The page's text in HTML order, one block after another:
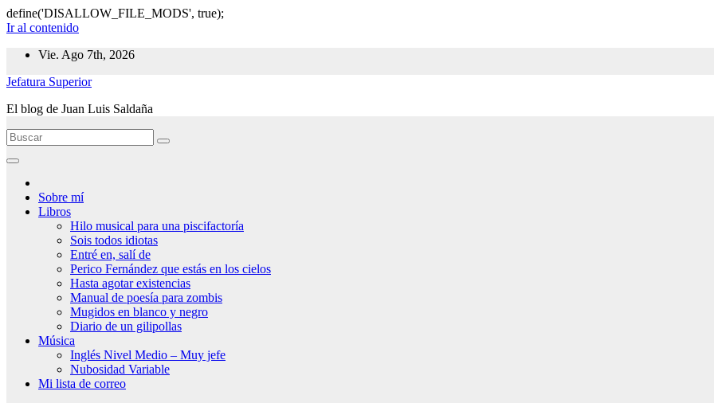
define('DISALLOW_FILE_MODS', true);
Ir al contenido
Vie. Ago 7th, 2026
Jefatura Superior
El blog de Juan Luis Saldaña
Sobre mí
Libros
Hilo musical para una piscifactoría
Sois todos idiotas
Entré en, salí de
Perico Fernández que estás en los cielos
Hasta agotar existencias
Manual de poesía para zombis
Mugidos en blanco y negro
Diario de un gilipollas
Música
Inglés Nivel Medio – Muy jefe
Nubosidad Variable
Mi lista de correo